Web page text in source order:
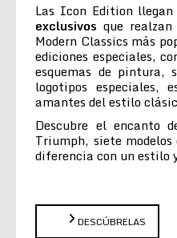
Las Icon Edition llegan
exclusivos que
Modern Classics más
ediciones especiales,
esquemas de pintura,
logotipos especiales,
amantes del estilo
Descubre el encanto
Triumph, siete
diferencia con un estilo
DESCÚBRELAS